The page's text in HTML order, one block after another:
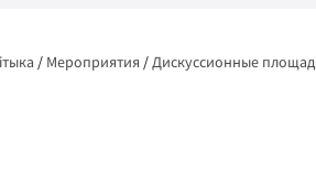
/ Мероприятия /Дискуссионные